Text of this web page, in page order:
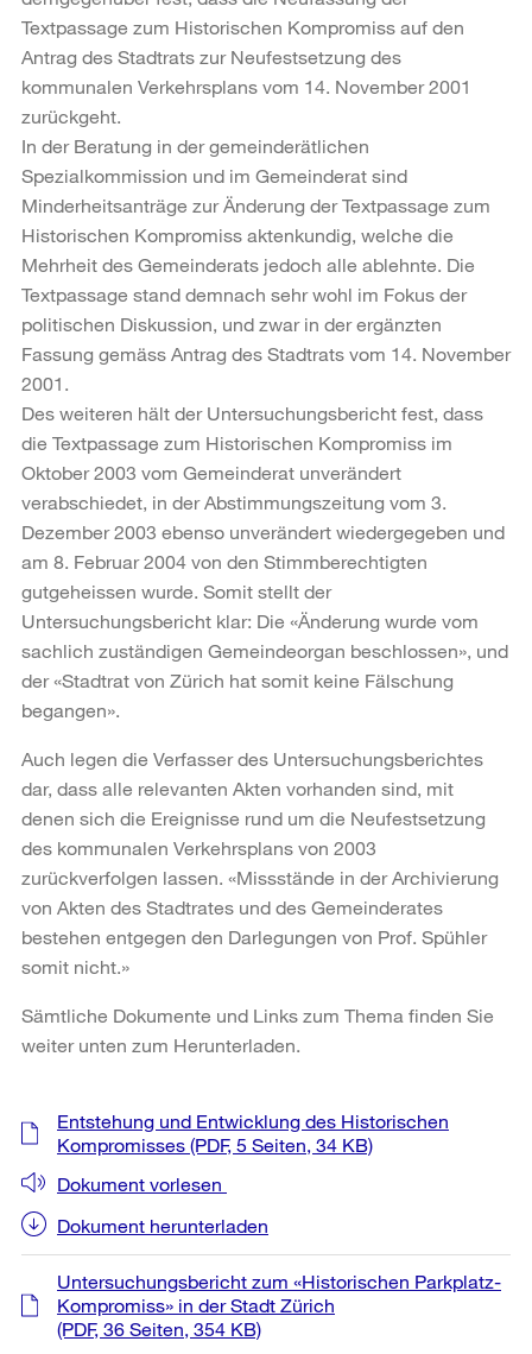
Textpassage zum Historischen Kompromiss auf den
Antrag des Stadtrats zur Neufestsetzung des
kommunalen Verkehrsplans vom 14. November 2001
zurückgeht.
In der Beratung in der gemeinderätlichen
Spezialkommission und im Gemeinderat sind
Minderheitsanträge zur Änderung der Textpassage zum
Historischen Kompromiss aktenkundig, welche die
Mehrheit des Gemeinderats jedoch alle ablehnte. Die
Textpassage stand demnach sehr wohl im Fokus der
politischen Diskussion, und zwar in der ergänzten
Fassung gemäss Antrag des Stadtrats vom 14. November
2001.
Des weiteren hält der Untersuchungsbericht fest, dass
die Textpassage zum Historischen Kompromiss im
Oktober 2003 vom Gemeinderat unverändert
verabschiedet, in der Abstimmungszeitung vom 3.
Dezember 2003 ebenso unverändert wiedergegeben und
am 8. Februar 2004 von den Stimmberechtigten
gutgeheissen wurde. Somit stellt der
Untersuchungsbericht klar: Die «Änderung wurde vom
sachlich zuständigen Gemeindeorgan beschlossen», und
der «Stadtrat von Zürich hat somit keine Fälschung
begangen».
Auch legen die Verfasser des Untersuchungsberichtes
dar, dass alle relevanten Akten vorhanden sind, mit
denen sich die Ereignisse rund um die Neufestsetzung
des kommunalen Verkehrsplans von 2003
zurückverfolgen lassen. «Missstände in der Archivierung
von Akten des Stadtrates und des Gemeinderates
bestehen entgegen den Darlegungen von Prof. Spühler
somit nicht.»
Sämtliche Dokumente und Links zum Thema finden Sie
weiter unten zum Herunterladen.
Weitere
Informationen
Entstehung und Entwicklung des Historischen
Kompromisses (PDF, 5 Seiten, 34 KB)
Dokument vorlesen
Dokument herunterladen
Untersuchungsbericht zum «Historischen Parkplatz-
Kompromiss» in der Stadt Zürich
(PDF, 36 Seiten, 354 KB)